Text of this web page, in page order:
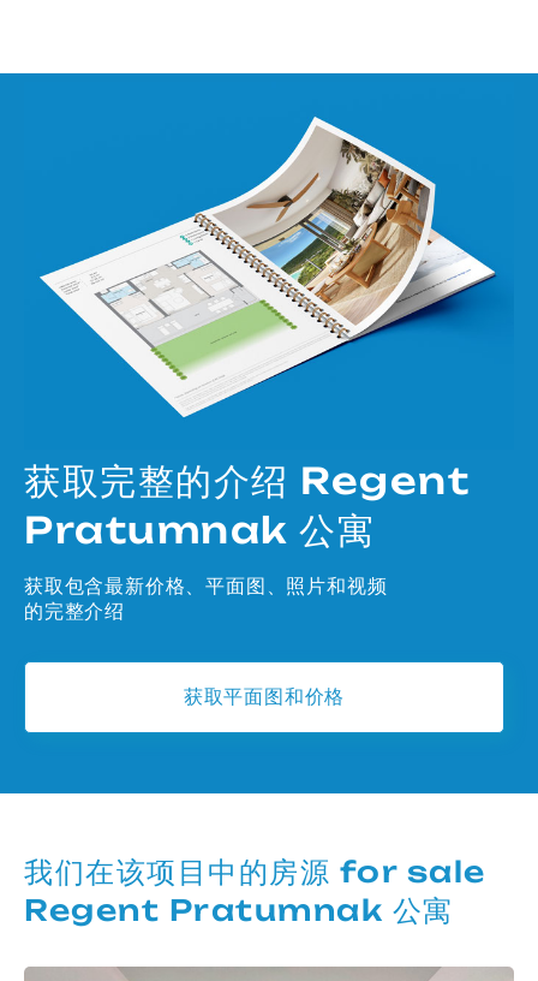
获取完整的介绍 Regent
Pratumnak 公寓
获取包含最新价格、平面图、照片和视频
的完整介绍
获取平面图和价格
我们在该项目中的房源 for sale
Regent Pratumnak 公寓